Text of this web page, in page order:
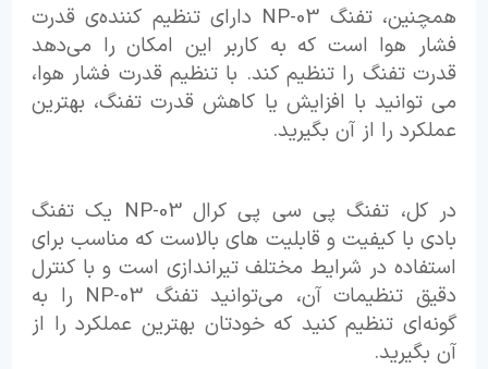
همچنین، تفنگ NP-03 دارای تنظیم کننده‌ی قدرت
فشار هوا است که به کاربر این امکان را می‌دهد
قدرت تفنگ را تنظیم کند. با تنظیم قدرت فشار هوا،
می توانید با افزایش یا کاهش قدرت تفنگ، بهترین
عملکرد را از آن بگیرید.
در کل، تفنگ پی سی پی کرال NP-03 یک تفنگ
بادی با کیفیت و قابلیت های بالاست که مناسب برای
استفاده در شرایط مختلف تیراندازی است و با کنترل
دقیق تنظیمات آن، می‌توانید تفنگ NP-03 را به
گونه‌ای تنظیم کنید که خودتان بهترین عملکرد را از
آن بگیرید.